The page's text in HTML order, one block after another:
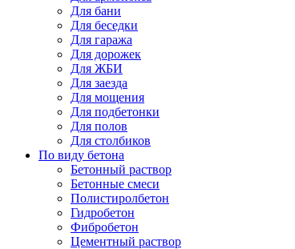
Для бани
Для беседки
Для гаража
Для дорожек
Для ЖБИ
Для заезда
Для мощения
Для подбетонки
Для полов
Для столбиков
По виду бетона
Бетонный раствор
Бетонные смеси
Полистиролбетон
Гидробетон
Фибробетон
Цементный раствор